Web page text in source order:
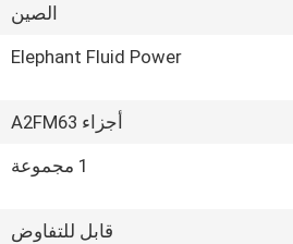
الصين
Elephant Fluid Power
أجزاء A2FM63
1 مجموعة
قابل للتفاوض